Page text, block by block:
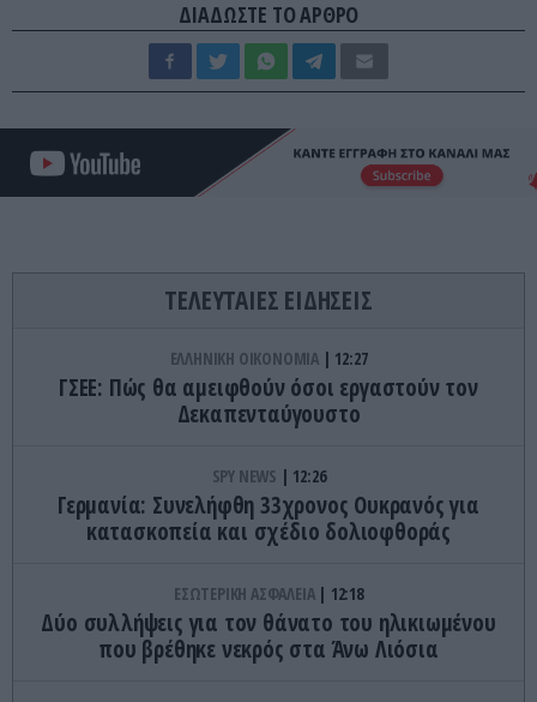
ΔΙΑΔΩΣΤΕ ΤΟ ΑΡΘΡΟ
ΤΕΛΕΥΤΑΙΕΣ ΕΙΔΗΣΕΙΣ
ΕΛΛΗΝΙΚΗ ΟΙΚΟΝΟΜΙΑ 12:27
ΓΣΕΕ: Πώς θα αμειφθούν όσοι εργαστούν τον
Δεκαπενταύγουστο
SPY NEWS 12:26
Γερμανία: Συνελήφθη 33χρονος Ουκρανός για
κατασκοπεία και σχέδιο δολιοφθοράς
ΕΣΩΤΕΡΙΚΗ ΑΣΦΑΛΕΙΑ 12:18
Δύο συλλήψεις για τον θάνατο του ηλικιωμένου
που βρέθηκε νεκρός στα Άνω Λιόσια